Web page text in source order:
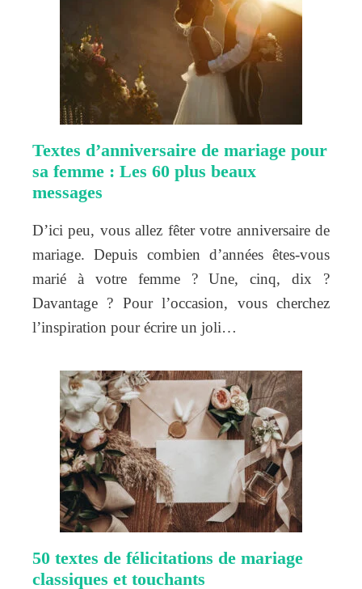
Textes d’anniversaire de mariage pour
sa femme : Les 60 plus beaux
messages
D’ici peu, vous allez fêter votre anniversaire de
mariage. Depuis combien d’années êtes-vous
marié à votre femme ? Une, cinq, dix ?
Davantage ? Pour l’occasion, vous cherchez
l’inspiration pour écrire un joli…
50 textes de félicitations de mariage
classiques et touchants